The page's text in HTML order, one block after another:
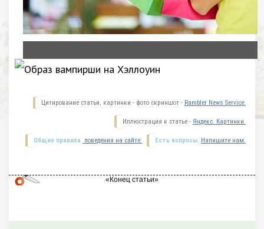
Цитирование статьи, картинки - фото скриншот - Rambler News Service.
Иллюстрация к статье - Яндекс. Картинки.
Есть вопросы. Напишите нам.
Общие правила поведения на сайте.